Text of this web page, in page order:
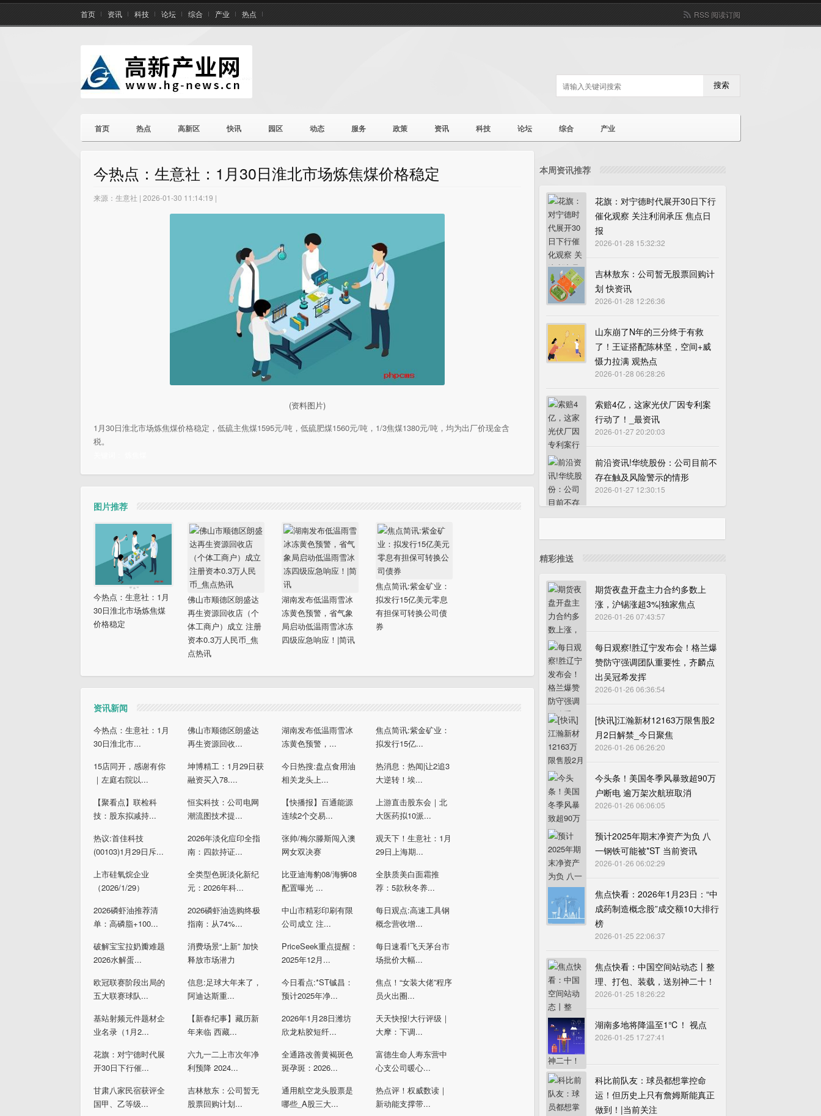
首页 资讯 科技 论坛 综合 产业 热点 RSS 阅读订阅
搜索
首页 热点 高新区 快讯 园区 动态 服务 政策 资讯 科技 论坛 综合 产业
今热点：生意社：1月30日淮北市场炼焦煤价格稳定
来源：生意社 | 2026-01-30 11:14:19 |
(资料图片)
1月30日淮北市场炼焦煤价格稳定，低硫主焦煤1595元/吨，低硫肥煤1560元/吨，1/3焦煤1380元/吨，均为出厂价现金含
税。
图片推荐
今热点：生意社：1月
30日淮北市场炼焦煤
价格稳定
佛山市顺德区朗盛达
再生资源回收店（个
体工商户）成立 注册
资本0.3万人民币_焦
点热讯
湖南发布低温雨雪冰
冻黄色预警，省气象
局启动低温雨雪冰冻
四级应急响应！|简讯
焦点简讯:紫金矿业：
拟发行15亿美元零息
有担保可转换公司债
券
资讯新闻
今热点：生意社：1月
30日淮北市...
佛山市顺德区朗盛达
再生资源回收...
湖南发布低温雨雪冰
冻黄色预警，...
焦点简讯:紫金矿业：
拟发行15亿...
15店同开，感谢有你
｜左庭右院以...
坤博精工：1月29日获
融资买入78....
今日热搜:盘点食用油
相关龙头上...
热消息：热闻|让2追3
大逆转！埃...
【聚看点】联检科
技：股东拟减持...
恒实科技：公司电网
潮流图技术提...
【快播报】百通能源
连续2个交易...
上游直击股东会｜北
大医药拟10派...
热议:首佳科技
(00103)1月29日斥...
2026年淡化痘印全指
南：四款持证...
张帅/梅尔滕斯闯入澳
网女双决赛
观天下！生意社：1月
29日上海期...
上市硅氧烷企业
（2026/1/29）
全类型色斑淡化新纪
元：2026年科...
比亚迪海豹08/海狮08
配置曝光 ...
全肤质美白面霜推
荐：5款秋冬养...
2026磷虾油推荐清
单：高磷脂+100...
2026磷虾油选购终极
指南：从74%...
中山市精彩印刷有限
公司成立 注...
每日观点:高速工具钢
概念营收增...
破解宝宝拉奶瓣难题
2026水解蛋...
消费场景“上新” 加快
释放市场潜力
PriceSeek重点提醒：
2025年12月...
每日速看!飞天茅台市
场批价大幅...
欧冠联赛阶段出局的
五大联赛球队...
信息:足球大年来了，
阿迪达斯重...
今日看点:*ST铖昌：
预计2025年净...
焦点！“女装大佬”程序
员火出圈...
基站射频元件题材企
业名录（1月2...
【新春纪事】藏历新
年来临 西藏...
2026年1月28日潍坊
欣龙粘胶短纤...
天天快报!大行评级｜
大摩：下调...
花旗：对宁德时代展
开30日下行催...
六九一二上市次年净
利预降 2024...
全通路改善黄褐斑色
斑孕斑：2026...
富德生命人寿东营中
心支公司暖心...
甘肃八家民宿获评全
国甲、乙等级...
吉林敖东：公司暂无
股票回购计划...
通用航空龙头股票是
哪些_A股三大...
热点评！权威数读｜
新动能支撑带...
本周资讯推荐
花旗：对宁德时代展开30日下行
催化观察 关注利润承压 焦点日
报
2026-01-28 15:32:32
吉林敖东：公司暂无股票回购计
划 快资讯
2026-01-28 12:26:36
山东崩了N年的三分终于有救
了！王证搭配陈林坚，空间+威
慑力拉满 观热点
2026-01-28 06:28:26
索赔4亿，这家光伏厂因专利案
行动了！_最资讯
2026-01-27 20:20:03
前沿资讯!华统股份：公司目前不
存在触及风险警示的情形
2026-01-27 12:30:15
精彩推送
期货夜盘开盘主力合约多数上
涨，沪锡涨超3%|独家焦点
2026-01-26 07:43:57
每日观察!胜辽宁发布会！格兰爆
赞防守强调团队重要性，齐麟点
出吴冠希发挥
2026-01-26 06:36:54
[快讯]江瀚新材12163万限售股2
月2日解禁_今日聚焦
2026-01-26 06:26:20
今头条！美国冬季风暴致超90万
户断电 逾万架次航班取消
2026-01-26 06:06:05
预计2025年期末净资产为负 八
一钢铁可能被*ST 当前资讯
2026-01-26 06:02:29
焦点快看：2026年1月23日：“中
成药制造概念股”成交额10大排行
榜
2026-01-25 22:06:37
焦点快看：中国空间站动态丨整
理、打包、装载，送别神二十！
2026-01-25 18:26:22
湖南多地将降温至1℃！ 视点
2026-01-25 17:27:41
科比前队友：球员都想掌控命
运！但历史上只有詹姆斯能真正
做到！|当前关注